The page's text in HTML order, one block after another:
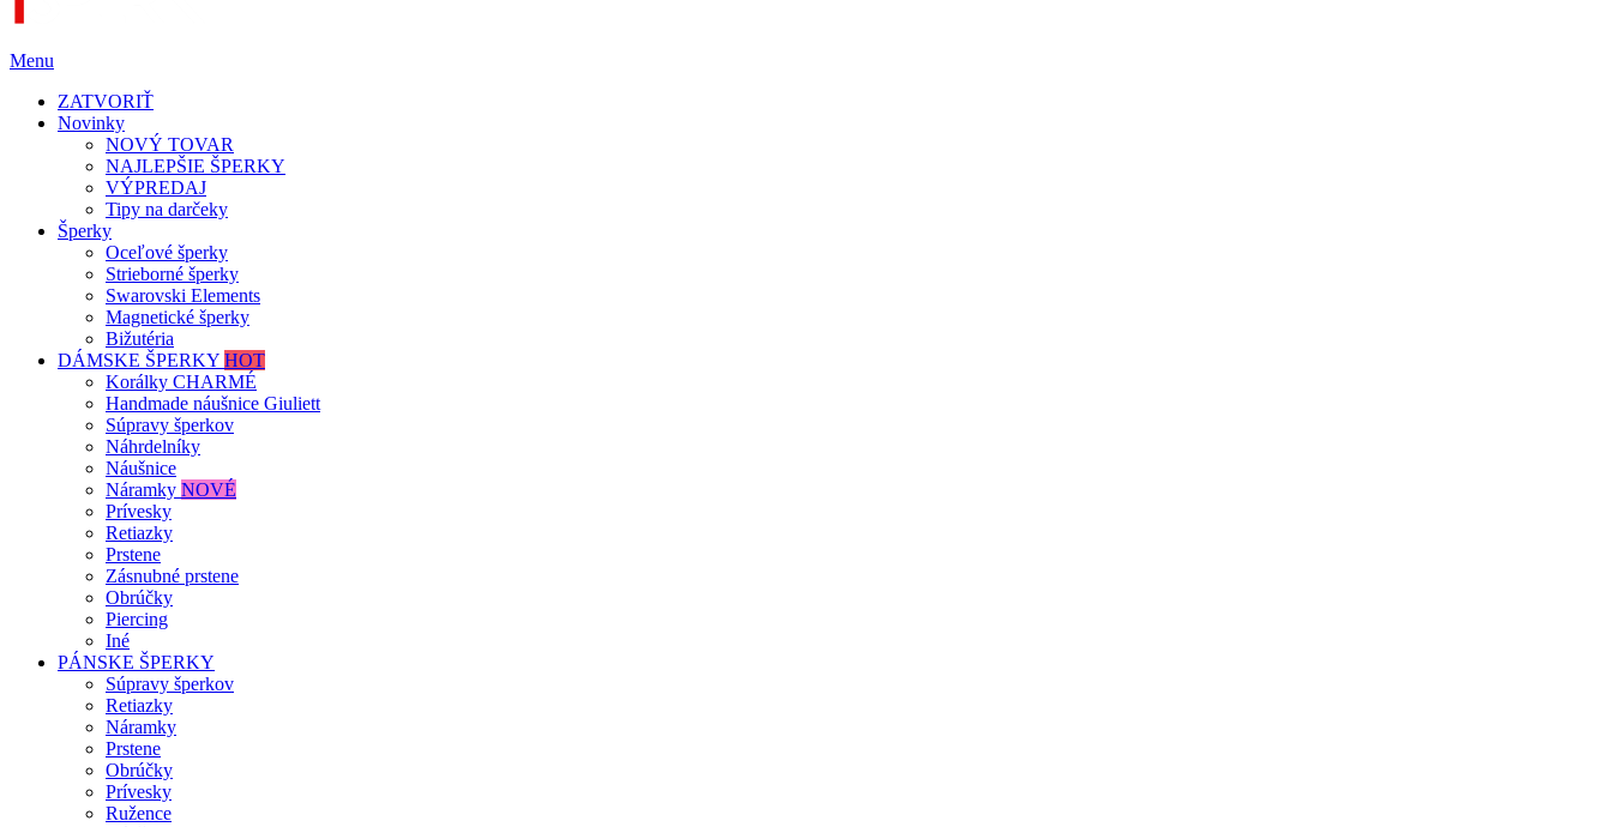
Menu
ZATVORIŤ
Novinky
NOVÝ TOVAR
NAJLEPŠIE ŠPERKY
VÝPREDAJ
Tipy na darčeky
Šperky
Oceľové šperky
Strieborné šperky
Swarovski Elements
Magnetické šperky
Bižutéria
DÁMSKE ŠPERKY HOT
Korálky CHARMÉ
Handmade náušnice Giuliett
Súpravy šperkov
Náhrdelníky
Náušnice
Náramky NOVÉ
Prívesky
Retiazky
Prstene
Zásnubné prstene
Obrúčky
Piercing
Iné
PÁNSKE ŠPERKY
Súpravy šperkov
Retiazky
Náramky
Prstene
Obrúčky
Prívesky
Ružence